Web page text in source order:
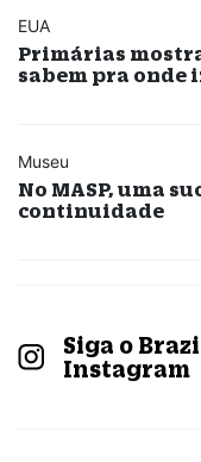
EUA
Primárias
sabem pra onde
Museu
No MASP, uma
continuidade
Siga o
Instagram